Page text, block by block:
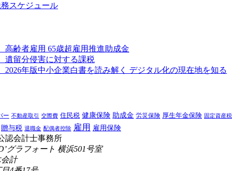
スケジュール
高齢者雇用 65歳超雇用推進助成金
遺留分侵害に対する課税
年版中小企業白書を読み解く デジタル化の現在地を知る
ー 不動産取引 交際費 住民税 健康保険 助成金 労災保険 厚生年金保険 固定資産税
贈与税 退職金 配偶者控除 雇用 雇用保険
認会計士事務所
グラフォート 横浜501号室
計